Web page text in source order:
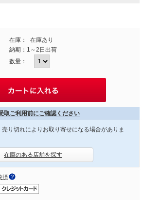
在庫：
在庫あり
納期： 1～2日出荷
数量：
取ご利用前にご確認ください
り切れによりお取り寄せになる場合がありま
在庫のある店舗を探す
済